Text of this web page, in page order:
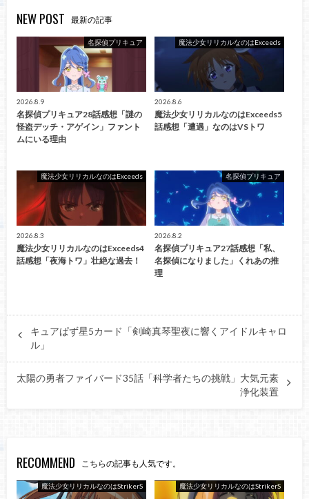
NEW POST 最新の記事
名探偵プリキュア
2026.8.9
名探偵プリキュア28話感想「謎の
怪盗デッチ・アゲイン」ファント
ムにいる理由
魔法少女リリカルなのはExceeds
2026.8.6
魔法少女リリカルなのはExceeds5
話感想「遭遇」なのはVSトワ
魔法少女リリカルなのはExceeds
2026.8.3
魔法少女リリカルなのはExceeds4
話感想「夜海トワ」壮絶な過去！
名探偵プリキュア
2026.8.2
名探偵プリキュア27話感想「私、
名探偵になりました」くれあの推
理
キュアぱず星5カード「剣崎真琴聖夜に響くアイドルキャロ
ル」
太陽の勇者ファイバード35話「科学者たちの挑戦」大気元素
浄化装置
RECOMMEND こちらの記事も人気です。
魔法少女リリカルなのはStrikerS 魔法少女リリカルなのはStrikerS